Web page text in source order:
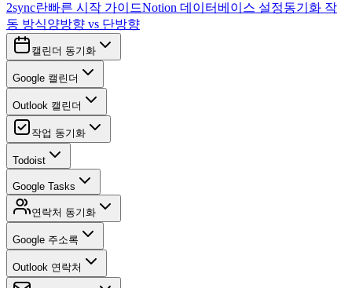
2sync란빠른 시작 가이드Notion 데이터베이스 설정동기화 작
동 방식양방향 vs 단방향
캘린더 동기화
Google 캘린더
Outlook 캘린더
작업 동기화
Todoist
Google Tasks
연락처 동기화
Google 주소록
Outlook 연락처